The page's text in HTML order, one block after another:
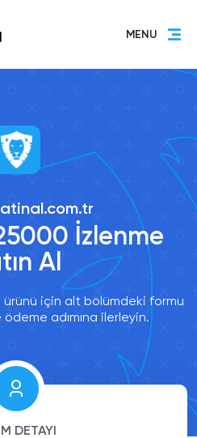
MENU
İzlenme
Al
için alt bölümdeki formu
adımına ilerleyin.
DETAYI